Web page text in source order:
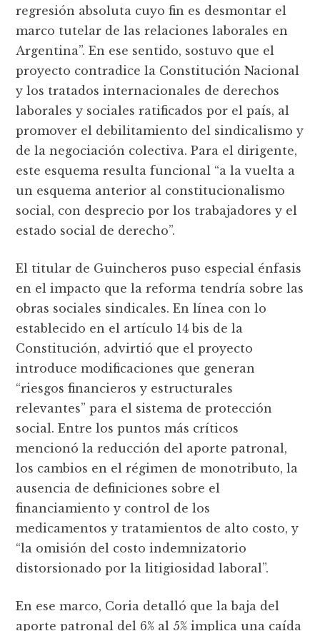
regresión absoluta cuyo fin es desmontar el
marco tutelar de las relaciones laborales en
Argentina”. En ese sentido, sostuvo que el
proyecto contradice la Constitución Nacional
y los tratados internacionales de derechos
laborales y sociales ratificados por el país, al
promover el debilitamiento del sindicalismo y
de la negociación colectiva. Para el dirigente,
este esquema resulta funcional “a la vuelta a
un esquema anterior al constitucionalismo
social, con desprecio por los trabajadores y el
estado social de derecho”.
El titular de Guincheros puso especial énfasis
en el impacto que la reforma tendría sobre las
obras sociales sindicales. En línea con lo
establecido en el artículo 14 bis de la
Constitución, advirtió que el proyecto
introduce modificaciones que generan
“riesgos financieros y estructurales
relevantes” para el sistema de protección
social. Entre los puntos más críticos
mencionó la reducción del aporte patronal,
los cambios en el régimen de monotributo, la
ausencia de definiciones sobre el
financiamiento y control de los
medicamentos y tratamientos de alto costo, y
“la omisión del costo indemnizatorio
distorsionado por la litigiosidad laboral”.
En ese marco, Coria detalló que la baja del
aporte patronal del 6% al 5% implica una caída